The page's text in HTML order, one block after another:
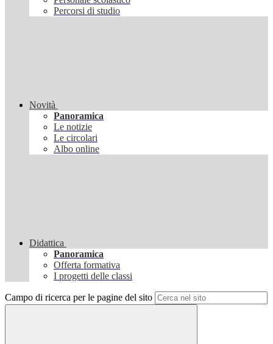
Percorsi di studio
Novità
Panoramica
Le notizie
Le circolari
Albo online
Didattica
Panoramica
Offerta formativa
I progetti delle classi
Campo di ricerca per le pagine del sito